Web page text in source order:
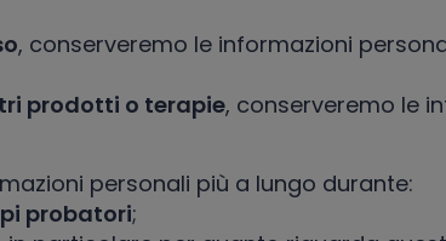
, conserveremo le informazioni
prodotti o terapie, conserveremo le
personali più a lungo durante:
probatori;